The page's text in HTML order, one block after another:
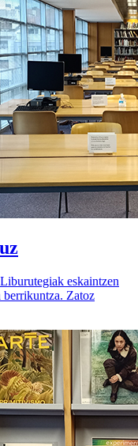
eskaintzen
berrikuntza. Zatoz